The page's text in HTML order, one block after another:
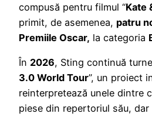
compusă pentru filmul “Kate
primit, de asemenea, patru
Premiile Oscar, la categoria
În 2026, Sting continuă
3.0 World Tour”, un proiect
reinterpretează unele dintre
piese din repertoriul său,